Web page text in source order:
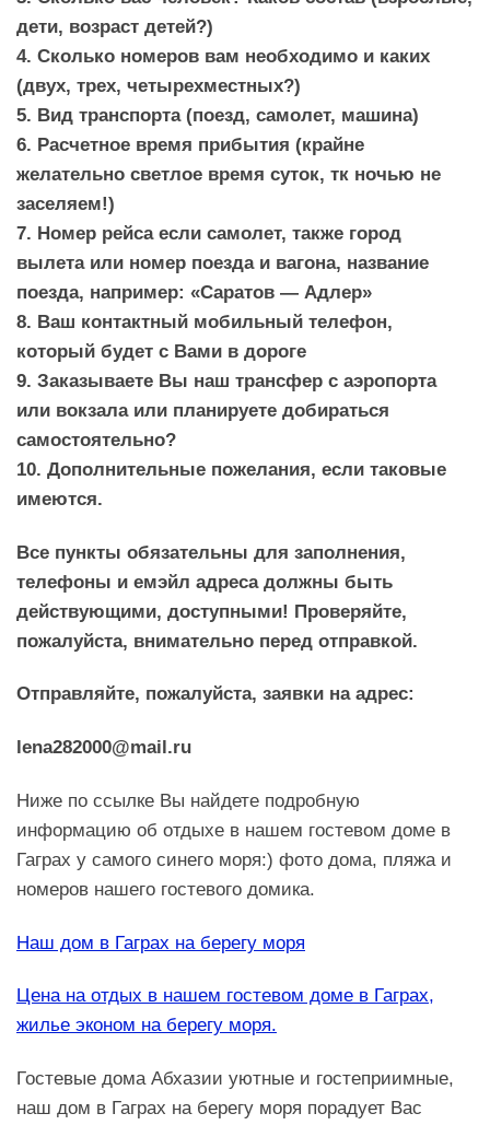
дети, возраст детей?)
4. Сколько номеров вам необходимо и каких
(двух, трех, четырехместных?)
5. Вид транспорта (поезд, самолет, машина)
6. Расчетное время прибытия (крайне
желательно светлое время суток, тк ночью не
заселяем!)
7. Номер рейса если самолет, также город
вылета или номер поезда и вагона, название
поезда, например: «Саратов — Адлер»
8. Ваш контактный мобильный телефон,
который будет с Вами в дороге
9. Заказываете Вы наш трансфер с аэропорта
или вокзала или планируете добираться
самостоятельно?
10. Дополнительные пожелания, если таковые
имеются.
Все пункты обязательны для заполнения,
телефоны и емэйл адреса должны быть
действующими, доступными! Проверяйте,
пожалуйста, внимательно перед отправкой.
Отправляйте, пожалуйста, заявки на адрес:
lena282000@mail.ru
Ниже по ссылке Вы найдете подробную
информацию об отдыхе в нашем гостевом доме в
Гаграх у самого синего моря:) фото дома, пляжа и
номеров нашего гостевого домика.
Наш дом в Гаграх на берегу моря
Цена на отдых в нашем гостевом доме в Гаграх,
жилье эконом на берегу моря.
Гостевые дома Абхазии уютные и гостеприимные,
наш дом в Гаграх на берегу моря порадует Вас